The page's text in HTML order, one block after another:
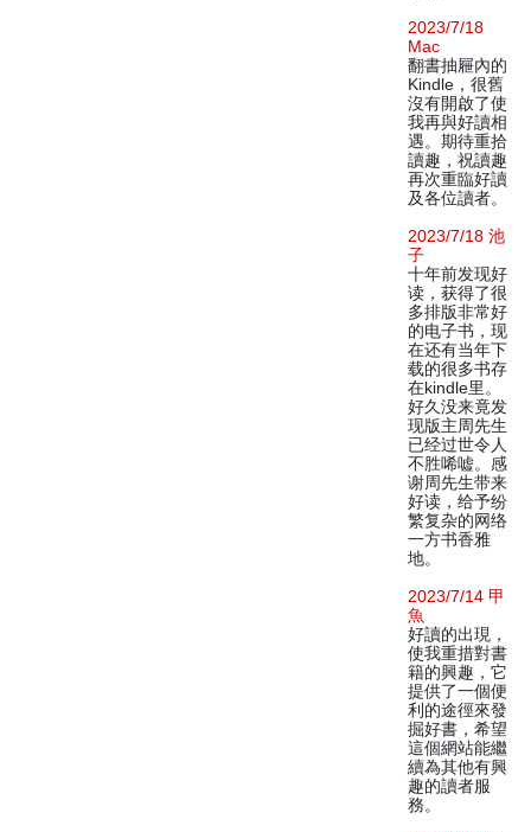
2023/7/18
Mac
翻書抽屜內的
Kindle，很舊
沒有開啟了使
我再與好讀相
遇。期待重拾
讀趣，祝讀趣
再次重臨好讀
及各位讀者。
2023/7/18 池
子
十年前发现好
读，获得了很
多排版非常好
的电子书，现
在还有当年下
载的很多书存
在kindle里。
好久没来竟发
现版主周先生
已经过世令人
不胜唏嘘。感
谢周先生带来
好读，给予纷
繁复杂的网络
一方书香雅
地。
2023/7/14 甲
魚
好讀的出現，
使我重措對書
籍的興趣，它
提供了一個便
利的途徑來發
掘好書，希望
這個網站能繼
續為其他有興
趣的讀者服
務。